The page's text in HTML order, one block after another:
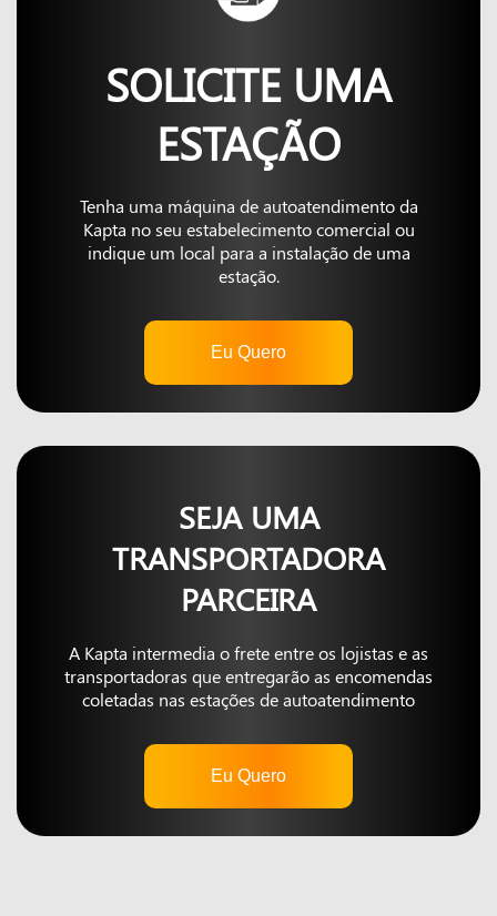
SOLICITE UMA
ESTAÇÃO
Tenha uma máquina de autoatendimento da
Kapta no seu estabelecimento comercial ou
indique um local para a instalação de uma
estação.
Eu Quero
SEJA UMA
TRANSPORTADORA
PARCEIRA
A Kapta intermedia o frete entre os lojistas e as
transportadoras que entregarão as encomendas
coletadas nas estações de autoatendimento
Eu Quero